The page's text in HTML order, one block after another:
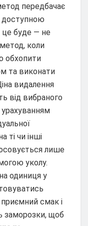
передбачає
доступною
це буде — не
коли
обхопити
та виконати
видалення
від вибраного
урахуванням
ті чи інші
лише
уколу.
одиниця у
приємний смак і
заморозки, щоб